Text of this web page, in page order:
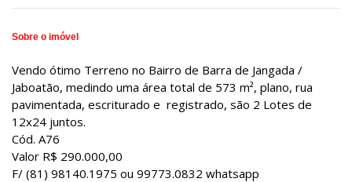
Sobre o imóvel
Vendo ótimo Terreno no Bairro de Barra de Jangada /
Jaboatão, medindo uma área total de 573 m², plano, rua
pavimentada, escriturado e registrado, são 2 Lotes de
12x24 juntos.
Cód. A76
Valor R$ 290.000,00
F/ (81) 98140.1975 ou 99773.0832 whatsapp